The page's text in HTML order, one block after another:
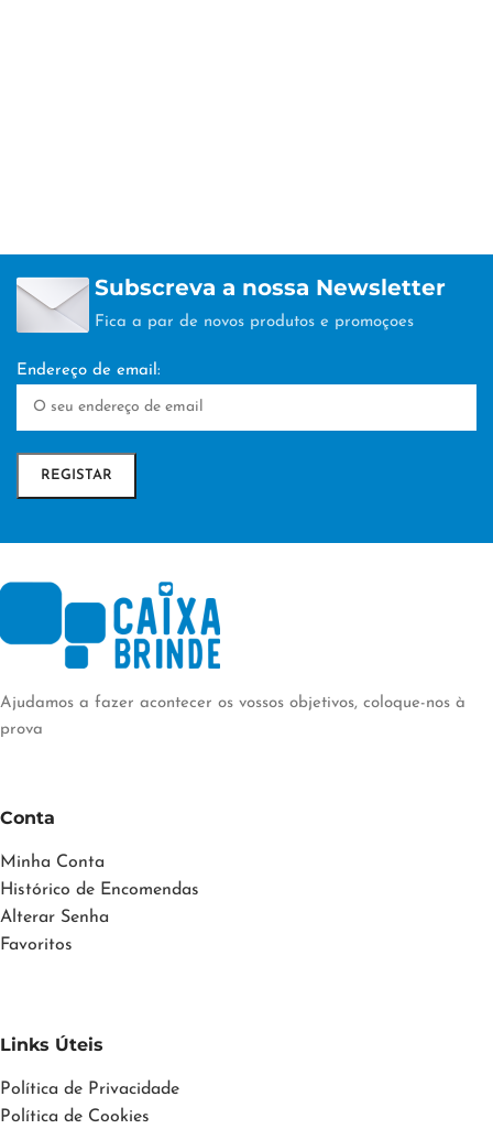
Subscreva a nossa Newsletter
Fica a par de novos produtos e promoçoes
Endereço de email:
Ajudamos a fazer acontecer os vossos objetivos, coloque-nos à
prova
Conta
Minha Conta
Histórico de Encomendas
Alterar Senha
Favoritos
Links Úteis
Política de Privacidade
Política de Cookies